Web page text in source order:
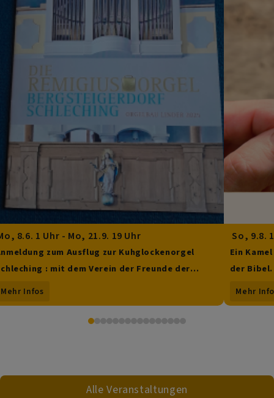
8.6. 1 Uhr - Mo, 21.9. 19 Uhr
zum Ausflug zur Kuhglockenorgel
: mit dem Verein der Freunde der
Mehr Infos
So, 9.8.
Ein
der
Mehr
Alle Veranstaltungen